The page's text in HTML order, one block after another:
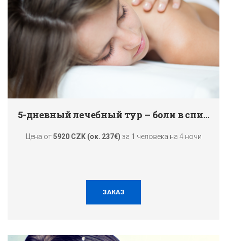
5-дневный лечебный тур – боли в спине
Цена от5920 CZK (ок. 237€) за 1 человека на 4 ночи
ЗАКАЗ